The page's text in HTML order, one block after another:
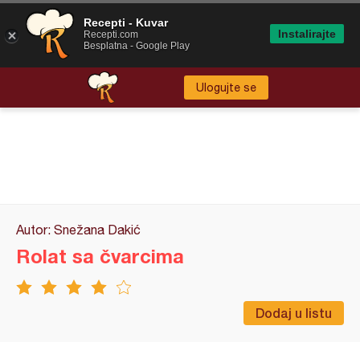
Ulogujte se
Autor: Snežana Dakić
Dodaj u listu
Rolat sa čvarcima
Recepti - Kuvar
Recepti.com
Besplatna - Google Play
Instalirajte